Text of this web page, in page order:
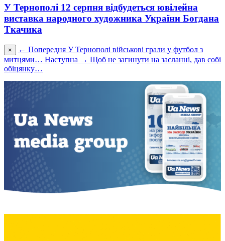
У Тернополі 12 серпня відбудеться ювілейна
виставка народного художника України Богдана
Ткачика
× ← Попередня У Тернополі військові грали у футбол з
митцями… Наступна → Щоб не загинути на засланні, дав собі
обіцянку…